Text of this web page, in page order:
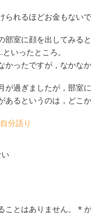
られるほどお金もないで
部室に顔を出してみる
いったところ。
かったですが，なかな
が過ぎましたが，部室
あるというのは，どこ
自分語り
とはありません。 *